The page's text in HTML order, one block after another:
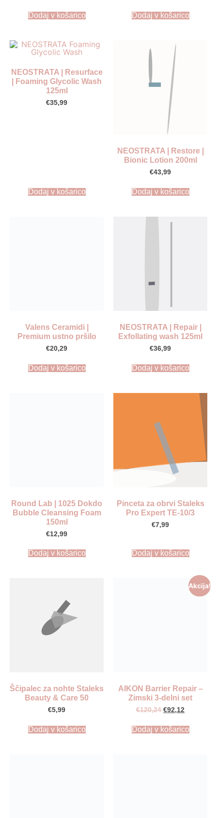
Dodaj v košarico Dodaj v košarico
NEOSTRATA | Resurface
| Foaming Glycolic Wash
125ml
€35,99
Dodaj v košarico
NEOSTRATA | Restore |
Bionic Lotion 200ml
€43,99
Dodaj v košarico
Valens Ceramidi |
Premium ustno pršilo
€20,29
Dodaj v košarico
NEOSTRATA | Repair |
Exfollating wash 125ml
€36,99
Dodaj v košarico
Round Lab | 1025 Dokdo
Bubble Cleansing Foam
150ml
€12,99
Dodaj v košarico
Pinceta za obrvi Staleks
Pro Expert TE-10/3
€7,99
Dodaj v košarico
Ščipalec za nohte Staleks
Beauty & Care 50
€5,99
Dodaj v košarico
Akcija!
AIKON Barrier Repair –
Zimski 3-delni set
€120,24 €92,12
Dodaj v košarico